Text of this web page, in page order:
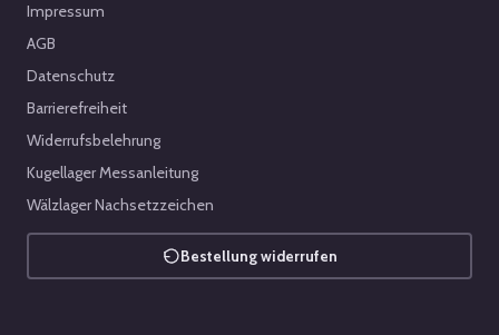
Impressum
AGB
Datenschutz
Barrierefreiheit
Widerrufsbelehrung
Kugellager Messanleitung
Wälzlager Nachsetzzeichen
Bestellung widerrufen